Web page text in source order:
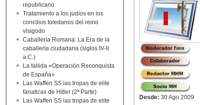
republicano
Tratamiento a los judíos en los
concilios toledanos del reino
visigodo
Caballería Romana: La Era de la
caballería ciudadana (siglos IV-II
a.C.)
La fallida «Operación Reconquista
de España»
Las Waffen SS las tropas de elite
fanaticas de Hitler (2ª Parte)
Las Waffen SS las tropas de elite
Desde: 30 Ago 2009